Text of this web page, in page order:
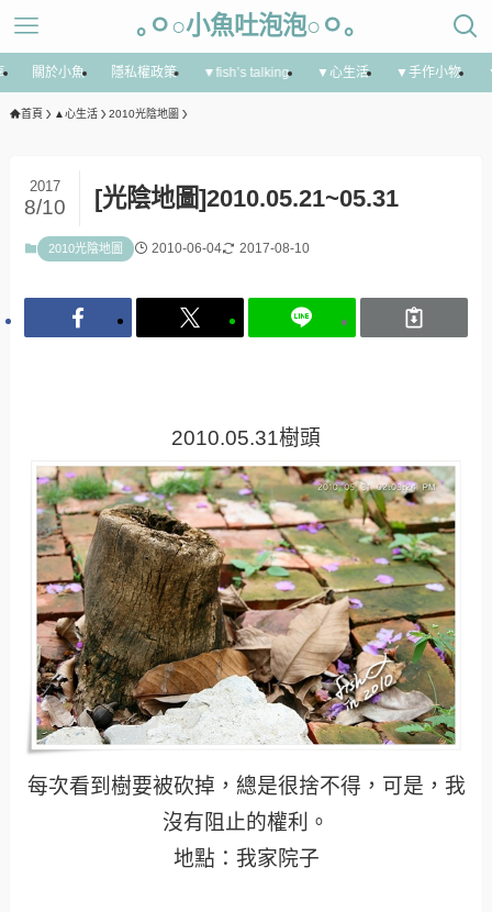
｡ㅇ○小魚吐泡泡○ㅇ｡
關於小魚 隱私權政策 ▼fish’s talking ▼心生活 ▼手作小物
首頁 ▲心生活 2010光陰地圖
[光陰地圖]2010.05.21~05.31
2017
8/10
2010光陰地圖 2010-06-04 2017-08-10
2010.05.31樹頭
每次看到樹要被砍掉，總是很捨不得，可是，我
沒有阻止的權利。
地點：我家院子